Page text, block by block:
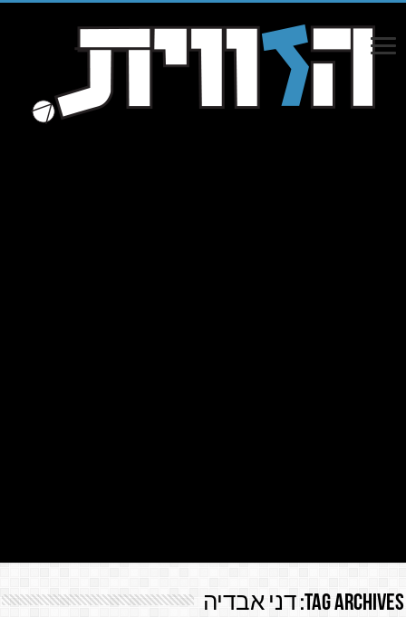
Tag Archives: דני אבדיה